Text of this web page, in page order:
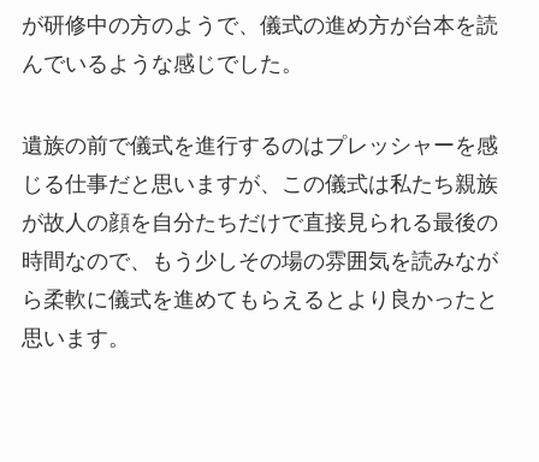
が研修中の方のようで、儀式の進め方が台本を読
んでいるような感じでした。
遺族の前で儀式を進行するのはプレッシャーを感
じる仕事だと思いますが、この儀式は私たち親族
が故人の顔を自分たちだけで直接見られる最後の
時間なので、もう少しその場の雰囲気を読みなが
ら柔軟に儀式を進めてもらえるとより良かったと
思います。